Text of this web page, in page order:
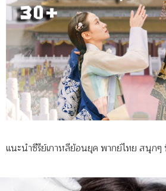
แนะนำซีรีย์เกาหลีย้อนยุค พากย์ไทย สนุกๆ